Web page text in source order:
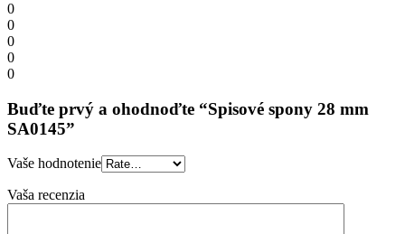
0
0
0
0
0
Buďte prvý a ohodnoďte “Spisové spony 28 mm
SA0145”
Vaše hodnotenie
Vaša recenzia